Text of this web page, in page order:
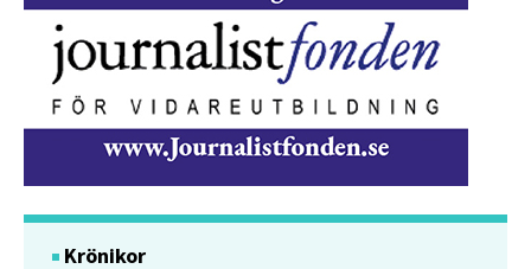
Krönikor